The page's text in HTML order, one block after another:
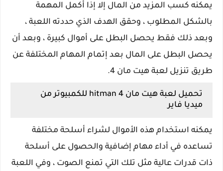
يمكنه كسب المزيد من المال إلا إذا أكمل المهمة
بالشكل المطلوب ، وحقق الهدف الذي حددته اللعبة ،
وبعد ذلك فقط يحصل البطل على أموال كبيرة ، وبعد أن
يحصل البطل على المال بعد إتمام المهام المختلفة عن
طريق تنزيل لعبة هيت مان 4.
تحميل لعبة هيت مان hitman 4 للكمبيوتر من
ميديا فاير
يمكنه استخدام هذه الأموال لشراء أسلحة مختلفة
تساعده في أداء مهام إضافية والحصول على أسلحة
ذات قدرات عالية مثل تلك التي تمنع الصوت ، وفي اللعبة